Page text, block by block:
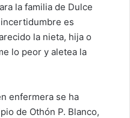
la familia de Dulce
es
la nieta, hija o
lo peor y aletea la
enfermera se ha
de Othón P. Blanco,